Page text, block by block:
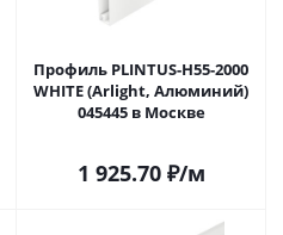
Профиль PLINTUS-H55-2000
WHITE (Arlight, Алюминий)
045445 в Москве
1 925.70₽/м